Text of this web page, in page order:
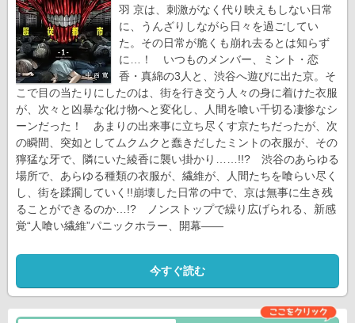
羽 京は、刺激がなく代り映えもしない日常
に、うんざりしながら日々を過ごしてい
た。その日常が脆くも崩れ去るとは知らず
に…！ いつものメンバー、ミント・恋
香・真綿の3人と、渋谷へ遊びに出た京。そ
こで目の当たりにしたのは、街を行き交う人々の身に着けた衣服
が、次々と凶暴な化け物へと変化し、人間を喰い千切る凄惨なシ
ーンだった！ あまりの出来事に立ち尽くす京たちだったが、次
の瞬間、突如としてムクムクと蠢きだしたミントの衣服が、その
獰猛な牙で、隣にいた綾香に襲い掛かり……!!? 渋谷のあらゆる
場所で、あらゆる種類の衣服が、繊維が、人間たちを喰らい尽く
し、街を蹂躙していく!!崩壊した日常の中で、京は無事に生き残
ることができるのか…!? ノンストップで繰り広げられる、新感
覚“人喰い繊維”パニックホラー、開幕――
今すぐ読む